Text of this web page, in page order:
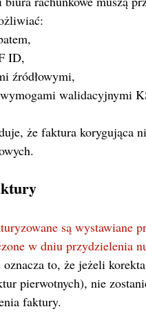
ID,
źródłowymi,
walidacyjnymi
że faktura korygująca
są wystawiane
w dniu przydzielenia
to, że jeżeli
pierwotnych), nie
faktury.